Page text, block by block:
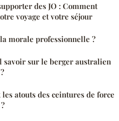
des JO : Comment
voyage et votre séjour
morale professionnelle ?
savoir sur le berger australien
les atouts des ceintures de force